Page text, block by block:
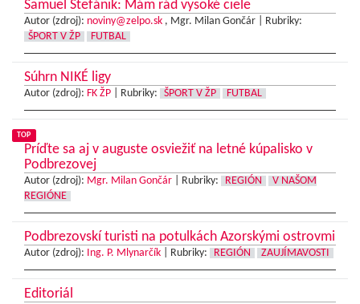
Samuel Štefánik: Mám rád vysoké ciele
Autor (zdroj): noviny@zelpo.sk , Mgr. Milan Gončár |
Rubriky:
ŠPORT V ŽP
FUTBAL
Súhrn NIKÉ ligy
Autor (zdroj): FK ŽP Rubriky: ŠPORT V ŽP FUTBAL
TOP
Príďte sa aj v auguste osviežiť na letné kúpalisko v
Podbrezovej
Autor (zdroj): Mgr. Milan Gončár Rubriky: REGIÓN
V NAŠOM
REGIÓNE
Podbrezovskí turisti na potulkách Azorskými ostrovmi
Autor (zdroj): Ing. P. Mlynarčík Rubriky: REGIÓN ZAUJÍMAVOSTI
Editoriál